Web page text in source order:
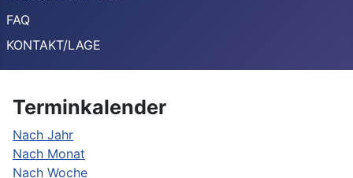
FAQ
KONTAKT/LAGE
Terminkalender
Nach Jahr
Nach Monat
Nach Woche